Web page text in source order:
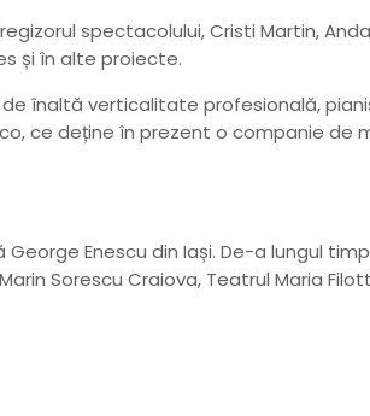
spectacolului, Cristi Martin, Anda
și în alte proiecte.
înaltă verticalitate profesională,
ce deține în prezent o companie de
Enescu din Iași. De-a lungul
Sorescu Craiova, Teatrul Maria